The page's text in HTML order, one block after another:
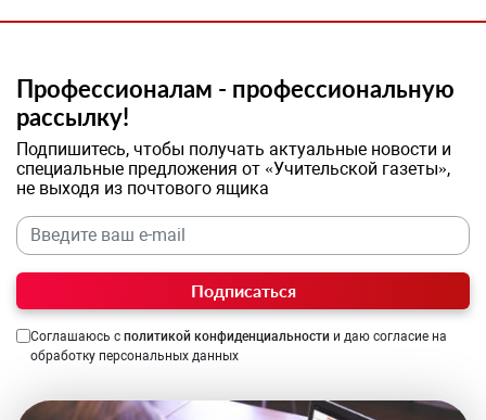
Профессионалам - профессиональную
рассылку!
Подпишитесь, чтобы получать актуальные новости и
специальные предложения от «Учительской газеты»,
не выходя из почтового ящика
Подписаться
Соглашаюсь с политикой конфиденциальности и даю согласие на
обработку персональных данных